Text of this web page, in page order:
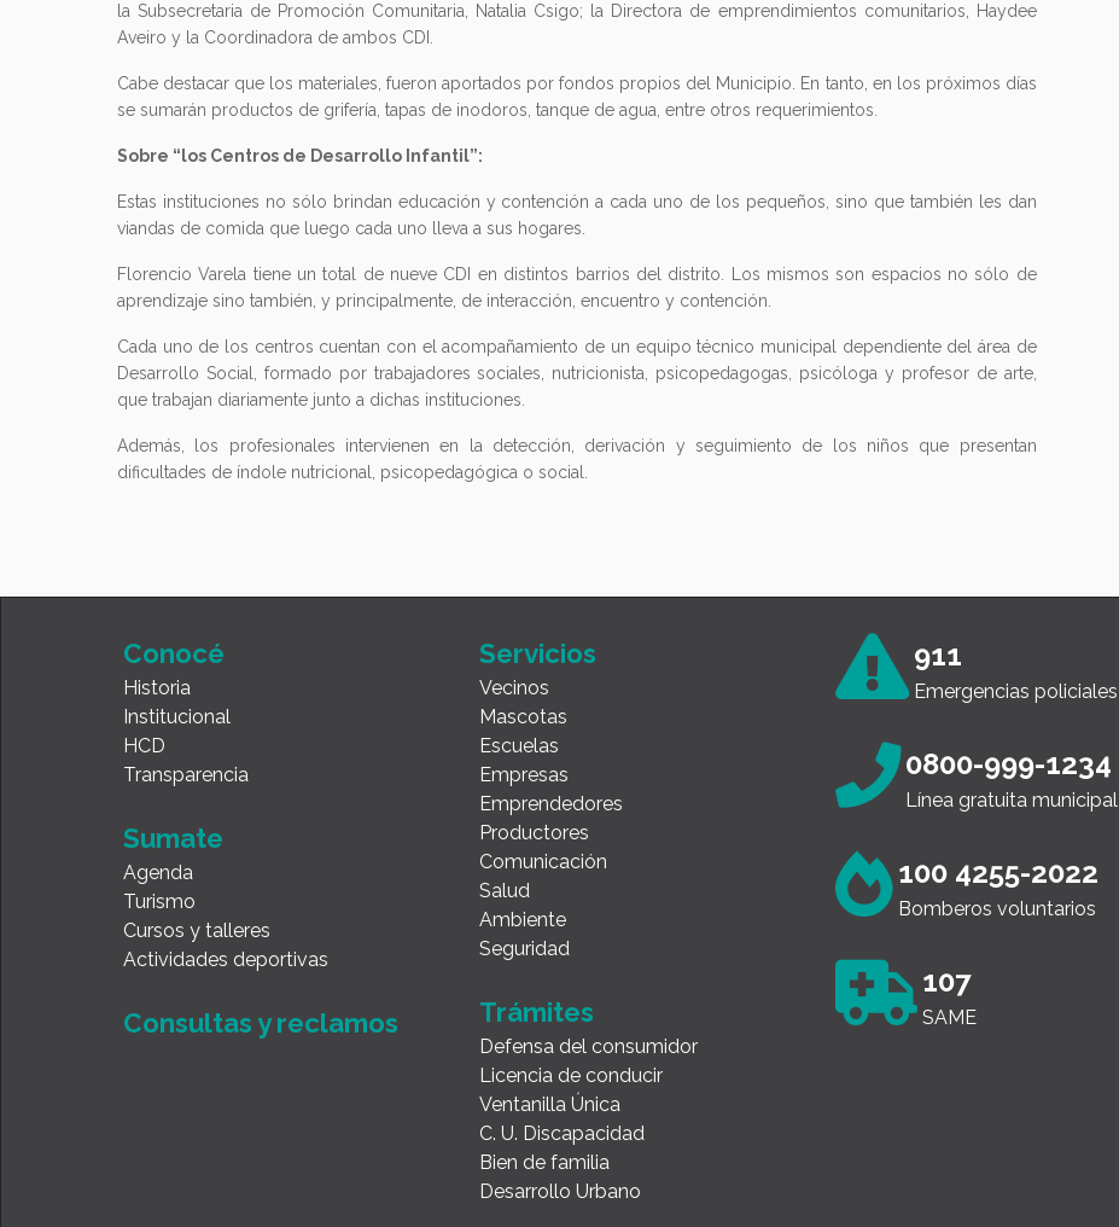
la Subsecretaria de Promoción Comunitaria, Natalia Csigo; la Directora de emprendimientos comunitarios, Haydee
Aveiro y la Coordinadora de ambos CDI.
Cabe destacar que los materiales, fueron aportados por fondos propios del Municipio. En tanto, en los próximos días
se sumarán productos de grifería, tapas de inodoros, tanque de agua, entre otros requerimientos.
Sobre “los Centros de Desarrollo Infantil”:
Estas instituciones no sólo brindan educación y contención a cada uno de los pequeños, sino que también les dan
viandas de comida que luego cada uno lleva a sus hogares.
Florencio Varela tiene un total de nueve CDI en distintos barrios del distrito. Los mismos son espacios no sólo de
aprendizaje sino también, y principalmente, de interacción, encuentro y contención.
Cada uno de los centros cuentan con el acompañamiento de un equipo técnico municipal dependiente del área de
Desarrollo Social, formado por trabajadores sociales, nutricionista, psicopedagogas, psicóloga y profesor de arte,
que trabajan diariamente junto a dichas instituciones.
Además, los profesionales intervienen en la detección, derivación y seguimiento de los niños que presentan
dificultades de índole nutricional, psicopedagógica o social.
Conocé
Historia
Institucional
HCD
Transparencia
Sumate
Agenda
Turismo
Cursos y talleres
Actividades deportivas
Consultas y reclamos
Servicios
Vecinos
Mascotas
Escuelas
Empresas
Emprendedores
Productores
Comunicación
Salud
Ambiente
Seguridad
Trámites
Defensa del consumidor
Licencia de conducir
Ventanilla Única
C. U. Discapacidad
Bien de familia
Desarrollo Urbano
911
Emergencias policiales
0800-999-1234
Línea gratuita municipal
100 4255-2022
Bomberos voluntarios
107
SAME